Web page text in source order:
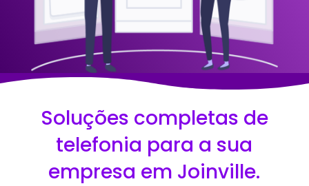
Soluções completas de
telefonia para a sua
empresa em Joinville.